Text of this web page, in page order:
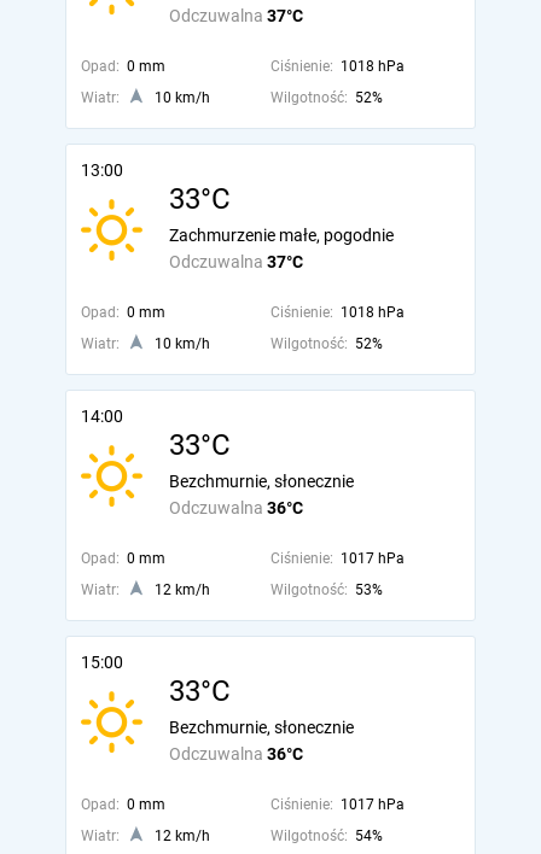
Odczuwalna 37°C
Opad: 0 mm Ciśnienie: 1018 hPa
Wiatr:
10 km/h Wilgotność: 52%
13:00
33°C
Odczuwalna 37°C
Zachmurzenie małe, pogodnie
Opad: 0 mm Ciśnienie: 1018 hPa
Wiatr:
10 km/h Wilgotność: 52%
14:00
33°C
Odczuwalna 36°C
Bezchmurnie, słonecznie
Opad: 0 mm Ciśnienie: 1017 hPa
Wiatr:
12 km/h Wilgotność: 53%
15:00
33°C
Odczuwalna 36°C
Bezchmurnie, słonecznie
Opad: 0 mm Ciśnienie: 1017 hPa
Wiatr:
12 km/h Wilgotność: 54%